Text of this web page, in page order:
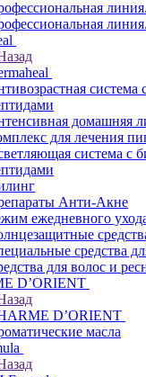
система
домашняя
для лечения
система с
Анти-Акне
ежедневного
средства
для волос и
D’ORIENT
D’ORIENT
масла